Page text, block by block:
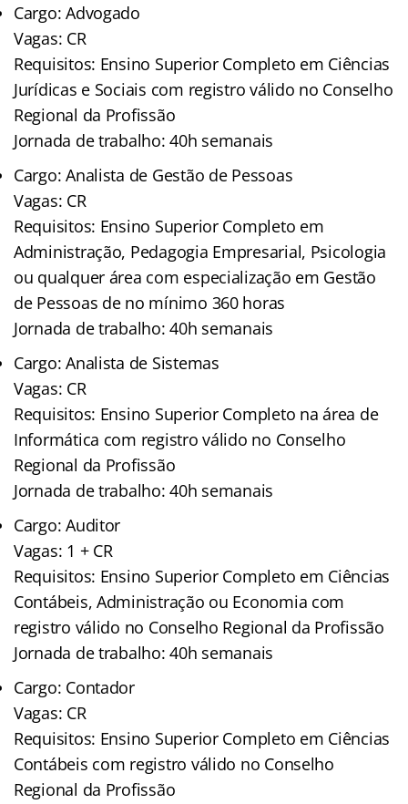
Cargo: Advogado
Vagas: CR
Requisitos: Ensino Superior Completo em Ciências
Jurídicas e Sociais com registro válido no Conselho
Regional da Profissão
Jornada de trabalho: 40h semanais
Cargo: Analista de Gestão de Pessoas
Vagas: CR
Requisitos: Ensino Superior Completo em
Administração, Pedagogia Empresarial, Psicologia
ou qualquer área com especialização em Gestão
de Pessoas de no mínimo 360 horas
Jornada de trabalho: 40h semanais
Cargo: Analista de Sistemas
Vagas: CR
Requisitos: Ensino Superior Completo na área de
Informática com registro válido no Conselho
Regional da Profissão
Jornada de trabalho: 40h semanais
Cargo: Auditor
Vagas: 1 + CR
Requisitos: Ensino Superior Completo em Ciências
Contábeis, Administração ou Economia com
registro válido no Conselho Regional da Profissão
Jornada de trabalho: 40h semanais
Cargo: Contador
Vagas: CR
Requisitos: Ensino Superior Completo em Ciências
Contábeis com registro válido no Conselho
Regional da Profissão